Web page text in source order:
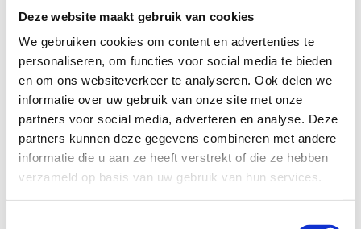
Deze website maakt gebruik van cookies
We gebruiken cookies om content en advertenties te
personaliseren, om functies voor social media te bieden
en om ons websiteverkeer te analyseren. Ook delen we
informatie over uw gebruik van onze site met onze
partners voor social media, adverteren en analyse. Deze
partners kunnen deze gegevens combineren met andere
informatie die u aan ze heeft verstrekt of die ze hebben
verzameld op basis van uw gebruik van hun services.
Bel ons
085 060 0372
Via Whatsapp
06-29300041
Stuur ons een mail
Wij reageren z.s.m.
Adres
Vrouw Avenweg 10Q